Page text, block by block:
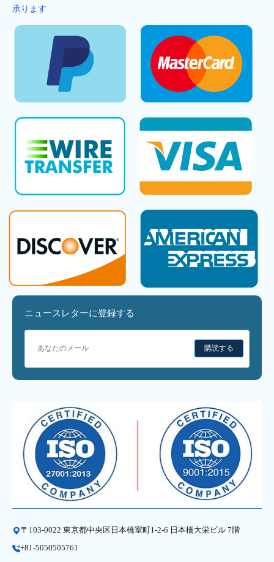
承ります
ニュースレターに登録する
購読する
〒103-0022 東京都中央区日本橋室町1-2-6 日本橋大栄ビル 7階
+81-5050505761